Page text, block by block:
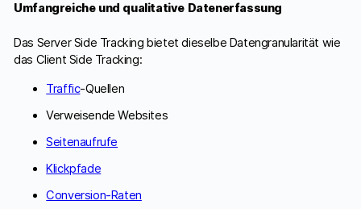
Umfangreiche und qualitative Datenerfassung
Das Server Side Tracking bietet dieselbe Datengranularität wie
das Client Side Tracking:
Traffic-Quellen
Verweisende Websites
Seitenaufrufe
Klickpfade
Conversion-Raten